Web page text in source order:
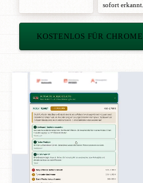
sofort erkannt.
KOSTENLOS FÜR CHROME